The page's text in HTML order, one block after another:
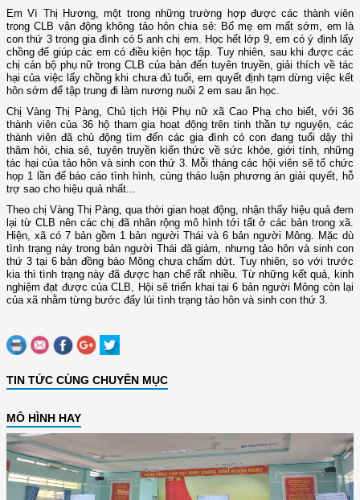
Em Vì Thị Hương, một trong những trường hợp được các thành viên
trong CLB vận động không tảo hôn chia sẻ: Bố mẹ em mất sớm, em là
con thứ 3 trong gia đình có 5 anh chị em. Học hết lớp 9, em có ý định lấy
chồng để giúp các em có điều kiện học tập. Tuy nhiên, sau khi được các
chị cán bộ phụ nữ trong CLB của bản đến tuyên truyền, giải thích về tác
hại của việc lấy chồng khi chưa đủ tuổi, em quyết định tạm dừng việc kết
hôn sớm để tập trung đi làm nương nuôi 2 em sau ăn học.
Chị Vàng Thị Pàng, Chủ tịch Hội Phụ nữ xã Cao Phạ cho biết, với 36
thành viên của 36 hộ tham gia hoạt động trên tinh thần tự nguyện, các
thành viên đã chủ động tìm đến các gia đình có con đang tuổi dậy thì
thăm hỏi, chia sẻ, tuyên truyền kiến thức về sức khỏe, giới tính, những
tác hại của tảo hôn và sinh con thứ 3. Mỗi tháng các hội viên sẽ tổ chức
họp 1 lần để báo cáo tình hình, cùng thảo luận phương án giải quyết, hỗ
trợ sao cho hiệu quả nhất...
Theo chị Vàng Thị Pàng, qua thời gian hoạt động, nhận thấy hiệu quả đem
lại từ CLB nên các chị đã nhân rộng mô hình tới tất ở các bản trong xã.
Hiện, xã có 7 bản gồm 1 bản người Thái và 6 bản người Mông. Mặc dù
tình trạng này trong bản người Thái đã giảm, nhưng tảo hôn và sinh con
thứ 3 tại 6 bản đồng bào Mông chưa chấm dứt. Tuy nhiên, so với trước
kia thì tình trạng này đã được hạn chế rất nhiều. Từ những kết quả, kinh
nghiệm đạt được của CLB, Hội sẽ triển khai tại 6 bản người Mông còn lại
của xã nhằm từng bước đẩy lùi tình trạng tảo hôn và sinh con thứ 3.
TIN TỨC CÙNG CHUYÊN MỤC
MÔ HÌNH HAY